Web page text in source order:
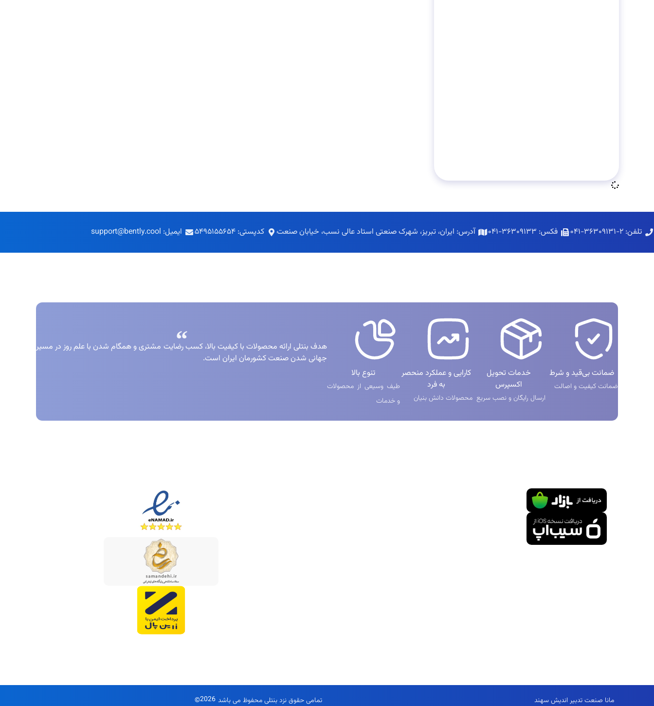
تلفن: ۲-۳۶۳۰۹۱۳۱-۰۴۱ فکس: ۳۶۳۰۹۱۳۳-۰۴۱ آدرس: ایران، تبریز، شهرک صنعتی استاد عالی نسب، خیابان صنعت کدپستی: ۵۴۹۵۱۵۵۶۵۴ ایمیل: support@bently.cool
ضمانت بی‌قید و شرط
ضمانت کیفیت و اصالت
خدمات تحویل
اکسپرس
ارسال رایگان و نصب سریع
کارایی و عملکرد منحصر
به فرد
محصولات دانش بنیان
تنوع بالا
طیف وسیعی از محصولات
و خدمات
هدف بنتلی ارائه محصولات با کیفیت بالا، کسب رضایت مشتری و همگام شدن با علم روز در مسیر
جهانی شدن صنعت کشورمان ایران است.
مانا صنعت تدبیر اندیش سهند تمامی حقوق نزد بنتلی محفوظ می باشد 2026
©